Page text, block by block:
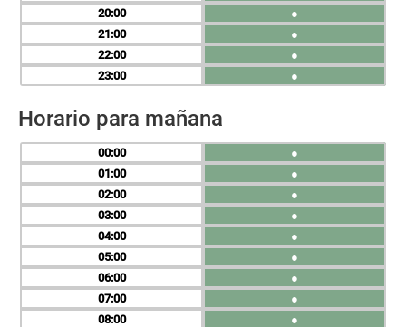
20
21
22
23
●
●
●
●
Horario para mañana
00
01
02
03
04
05
06
07
08
●
●
●
●
●
●
●
●
●